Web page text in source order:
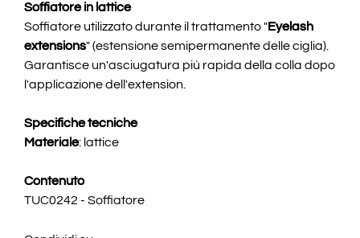
Soffiatore in lattice
Soffiatore utilizzato durante il trattamento "Eyelash
extensions" (estensione semipermanente delle ciglia).
Garantisce un'asciugatura più rapida della colla dopo
l'applicazione dell'extension.
Specifiche tecniche
Materiale: lattice
Contenuto
TUC0242 - Soffiatore